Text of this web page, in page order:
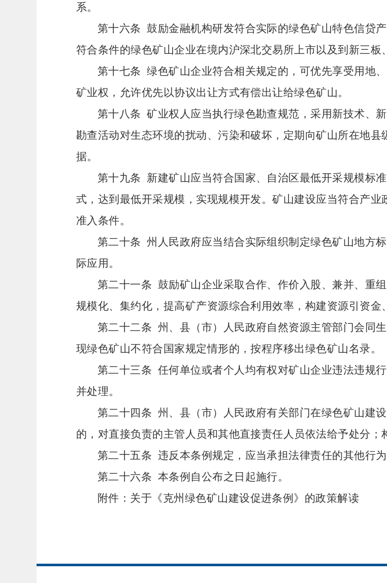
系。
第十六条 鼓励金融机构研发符合实际的绿色矿山特色信贷
符合条件的绿色矿山企业在境内沪深北交易所上市以及到新三板
第十七条 绿色矿山企业符合相关规定的，可优先享受用地
矿业权，允许优先以协议出让方式有偿出让给绿色矿山。
第十八条 矿业权人应当执行绿色勘查规范，采用新技术、
勘查活动对生态环境的扰动、污染和破坏，定期向矿山所在地
据。
第十九条 新建矿山应当符合国家、自治区最低开采规模标
式，达到最低开采规模，实现规模开发。矿山建设应当符合产
准入条件。
第二十条 州人民政府应当结合实际组织制定绿色矿山地方
际应用。
第二十一条 鼓励矿山企业采取合作、作价入股、兼并、重
规模化、集约化，提高矿产资源综合利用效率，构建资源引资金
第二十二条 州、县（市）人民政府自然资源主管部门会同
现绿色矿山不符合国家规定情形的，按程序移出绿色矿山名录。
第二十三条 任何单位或者个人均有权对矿山企业违法违规
并处理。
第二十四条 州、县（市）人民政府有关部门在绿色矿山建
的，对直接负责的主管人员和其他直接责任人员依法给予处分；
第二十五条 违反本条例规定，应当承担法律责任的其他行
第二十六条 本条例自公布之日起施行。
附件： 关于《克州绿色矿山建设促进条例》的政策解读